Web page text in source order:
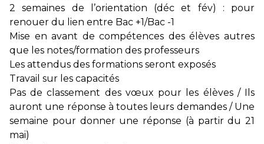
2 semaines de l’orientation (déc et fév) : pour
renouer du lien entre Bac +1/Bac -1
Mise en avant de compétences des élèves autres
que les notes/formation des professeurs
Les attendus des formations seront exposés
Travail sur les capacités
Pas de classement des vœux pour les élèves / Ils
auront une réponse à toutes leurs demandes / Une
semaine pour donner une réponse (à partir du 21
mai)